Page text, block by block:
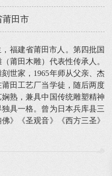
莆田市
福建省莆田市人。第四批国
莆田木雕）代表性传承人。
世家，1965年师从父亲、杰
田工艺厂当学徒，随后两度
熟，兼具中国传统雕塑精神
具一格。曾为日本兵库县三
》《圣观音》《西方三圣》